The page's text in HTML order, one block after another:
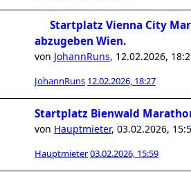
Startplatz Vienna City
abzugeben Wien.
von JohannRuns, 12.02.2026,
JohannRuns 12.02.2026, 18:27
Startplatz Bienwald
von Hauptmieter, 03.02.2026,
Hauptmieter03.02.2026, 15:59